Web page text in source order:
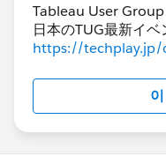
Tableau User
日本のTUG最新イベ
https://